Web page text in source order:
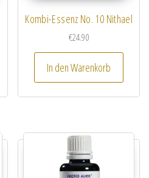
Kombi-Essenz No. 10 Nithael
€24.90
In den Warenkorb